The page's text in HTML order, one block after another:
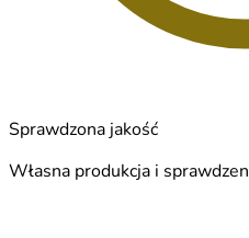
Sprawdzona jakość
Własna produkcja i